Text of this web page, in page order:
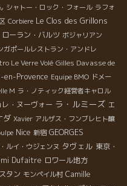
シャトー・ロック・フォール ラフォ
Corbiere Le Clos des Grillons
ローラン・バルツ ボジャリアン
ガポールレストラン・アンドレ
Le Verre Volé Gilles Davasse de
en-Provence Equipe BMO ドメー
M ラ・ノティック経営者キャロル
レ・ヌーヴォー ラ・ルミーズ エ
ダ Xavier アルザス・フンブレヒト醸
Nice 新宿 GEORGES
ルイ・ウジェンヌ タヴェル 東京・
Dufaitre ロワール地方
タン モンペイル村 Camille